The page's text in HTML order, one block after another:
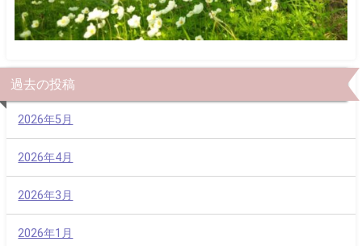
過去の投稿
2026年5月
2026年4月
2026年3月
2026年1月